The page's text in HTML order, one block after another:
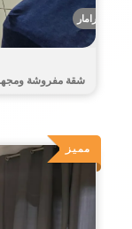
ميرامار
شقة مفروشة
مميز